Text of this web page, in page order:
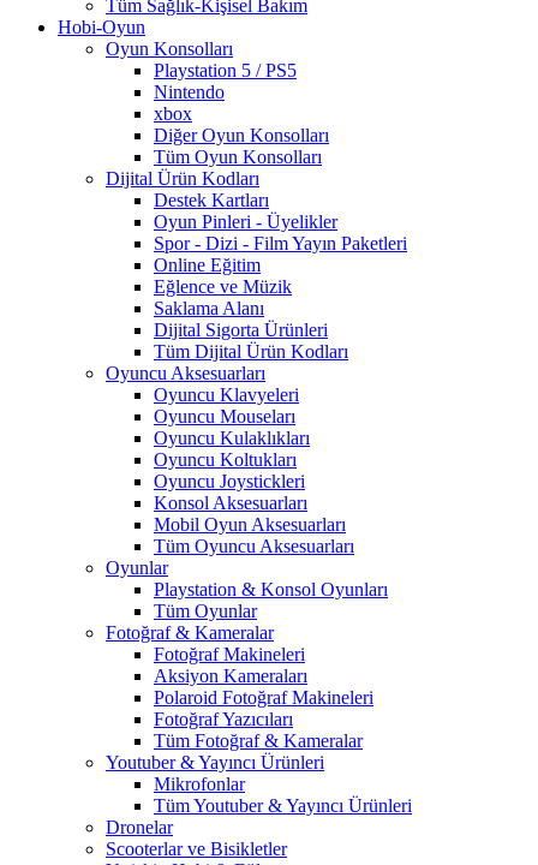
Tüm Sağlık-Kişisel Bakım
Hobi-Oyun
Oyun Konsolları
Playstation 5 / PS5
Nintendo
xbox
Diğer Oyun Konsolları
Tüm Oyun Konsolları
Dijital Ürün Kodları
Destek Kartları
Oyun Pinleri - Üyelikler
Spor - Dizi - Film Yayın Paketleri
Online Eğitim
Eğlence ve Müzik
Saklama Alanı
Dijital Sigorta Ürünleri
Tüm Dijital Ürün Kodları
Oyuncu Aksesuarları
Oyuncu Klavyeleri
Oyuncu Mouseları
Oyuncu Kulaklıkları
Oyuncu Koltukları
Oyuncu Joystickleri
Konsol Aksesuarları
Mobil Oyun Aksesuarları
Tüm Oyuncu Aksesuarları
Oyunlar
Playstation & Konsol Oyunları
Tüm Oyunlar
Fotoğraf & Kameralar
Fotoğraf Makineleri
Aksiyon Kameraları
Polaroid Fotoğraf Makineleri
Fotoğraf Yazıcıları
Tüm Fotoğraf & Kameralar
Youtuber & Yayıncı Ürünleri
Mikrofonlar
Tüm Youtuber & Yayıncı Ürünleri
Dronelar
Scooterlar ve Bisikletler